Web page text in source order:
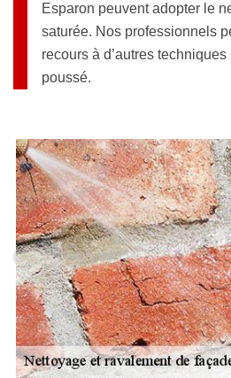
Esparon peuvent adopter le
saturée. Nos professionnels
recours à d’autres
poussé.